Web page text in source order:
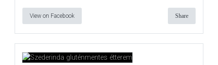
View on Facebook Share